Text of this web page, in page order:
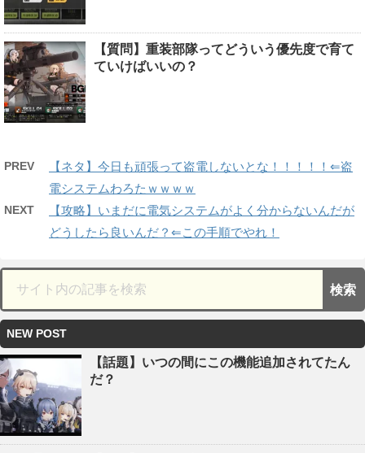
【質問】重装部隊ってどういう優先度で育て
ていけばいいの？
PREV
【ネタ】今日も頑張って盗電しないとな！！！！！⇐盗
電システムわろたｗｗｗｗ
NEXT
【攻略】いまだに電気システムがよく分からないんだが
どうしたら良いんだ？⇐この手順でやれ！
NEW POST
【話題】いつの間にこの機能追加されてたん
だ？